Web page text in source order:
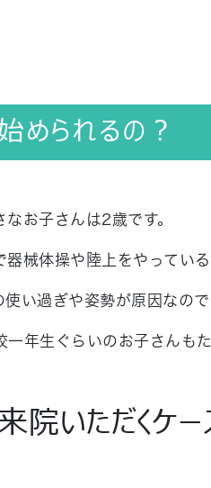
められるの？
お子さんは2歳です。
械体操や陸上をやってい
い過ぎや姿勢が原因なので
年生ぐらいのお子さんも
いただくケー